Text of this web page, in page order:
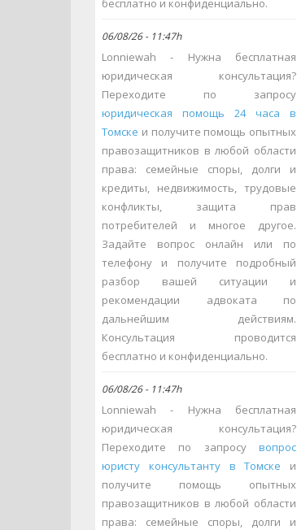
бесплатно и конфиденциально.
06/08/26 - 11:47h
Lonniewah - Нужна бесплатная
юридическая консультация?
Переходите по запросу
юридическая помощь 24 часа в
Томске и получите помощь опытных
правозащитников в любой области
права: семейные споры, долги и
кредиты, недвижимость, трудовые
конфликты, защита прав
потребителей и многое другое.
Задайте вопрос онлайн или по
телефону и получите подробный
разбор вашей ситуации и
рекомендации адвоката по
дальнейшим действиям.
Консультация проводится
бесплатно и конфиденциально.
06/08/26 - 11:47h
Lonniewah - Нужна бесплатная
юридическая консультация?
Переходите по запросу вопрос
юристу консультанту в Томске и
получите помощь опытных
правозащитников в любой области
права: семейные споры, долги и